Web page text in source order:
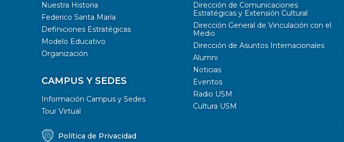
Nuestra Historia
Federico Santa María
Definiciones Estratégicas
Modelo Educativo
Organización
CAMPUS Y SEDES
Información Campus y Sedes
Tour Virtual
Política de Privacidad
Dirección de Comunicaciones
Estratégicas y Extensión Cultural
Dirección General de Vinculación con el
Medio
Dirección de Asuntos Internacionales
Alumni
Noticias
Eventos
Radio USM
Cultura USM